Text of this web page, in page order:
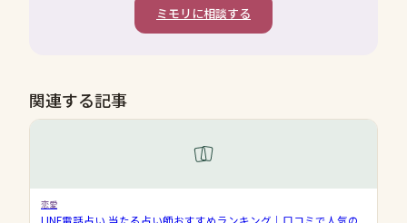
ミモリに相談する
関連する記事
恋愛